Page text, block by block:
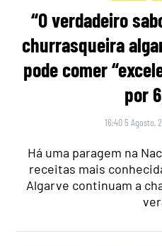
“O verdadeiro
churrasqueira
pode comer
por
16:40 5 Agosto,
Há uma paragem na
receitas mais
Algarve continuam a